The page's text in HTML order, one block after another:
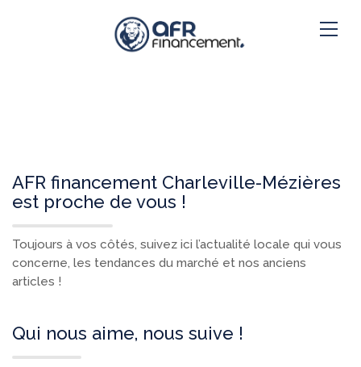
AFR financement Charleville-Mézières
est proche de vous !
Toujours à vos côtés, suivez ici l’actualité locale qui vous
concerne, les tendances du marché et nos anciens
articles !
Qui nous aime, nous suive !